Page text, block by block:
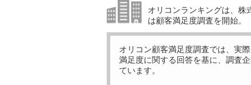
オリコンランキングは、株
は顧客満足度調査を開始。
オリコン顧客満足度調査では、実
満足度に関する回答を基に、調査
ています。